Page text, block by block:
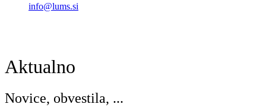
info@lums.si
Aktualno
Novice, obvestila, ...